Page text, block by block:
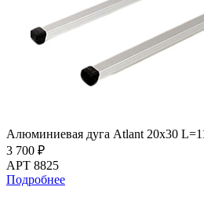
Алюминиевая дуга Atlant 20х30
3 700 ₽
АРТ 8825
Подробнее